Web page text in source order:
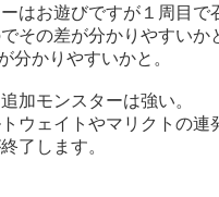
はお遊びですが１周目で
その差が分かりやすいか
分かりやすいかと。
加モンスターは強い。
ウェイトやマリクトの連
了します。